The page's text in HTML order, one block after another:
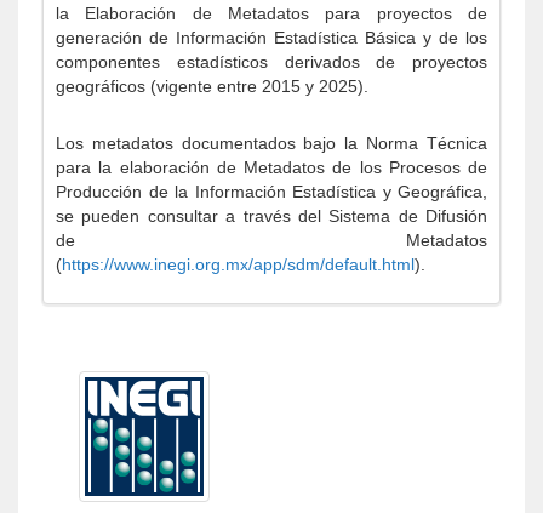
la Elaboración de Metadatos para proyectos de
generación de Información Estadística Básica y de los
componentes estadísticos derivados de proyectos
geográficos (vigente entre 2015 y 2025).
Los metadatos documentados bajo la Norma Técnica
para la elaboración de Metadatos de los Procesos de
Producción de la Información Estadística y Geográfica,
se pueden consultar a través del Sistema de Difusión
de Metadatos
(https://www.inegi.org.mx/app/sdm/default.html).